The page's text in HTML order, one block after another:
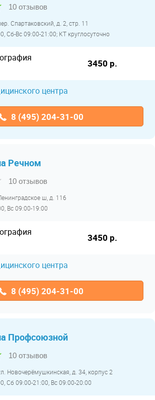
10 отзывов
Спартаковский, д. 2, стр. 11
Сб-Вс 09:00-21:00; КТ круглосуточно
3450 р.
центра
8 (495) 204-31-00
Речном
10 отзывов
ш, д. 116
Вс 09:00-19:00
3450 р.
центра
8 (495) 204-31-00
Профсоюзной
10 отзывов
Новочерёмушкинская, д. 34, корпус 2
Сб 09:00-21:00, Вс 09:00-20:00